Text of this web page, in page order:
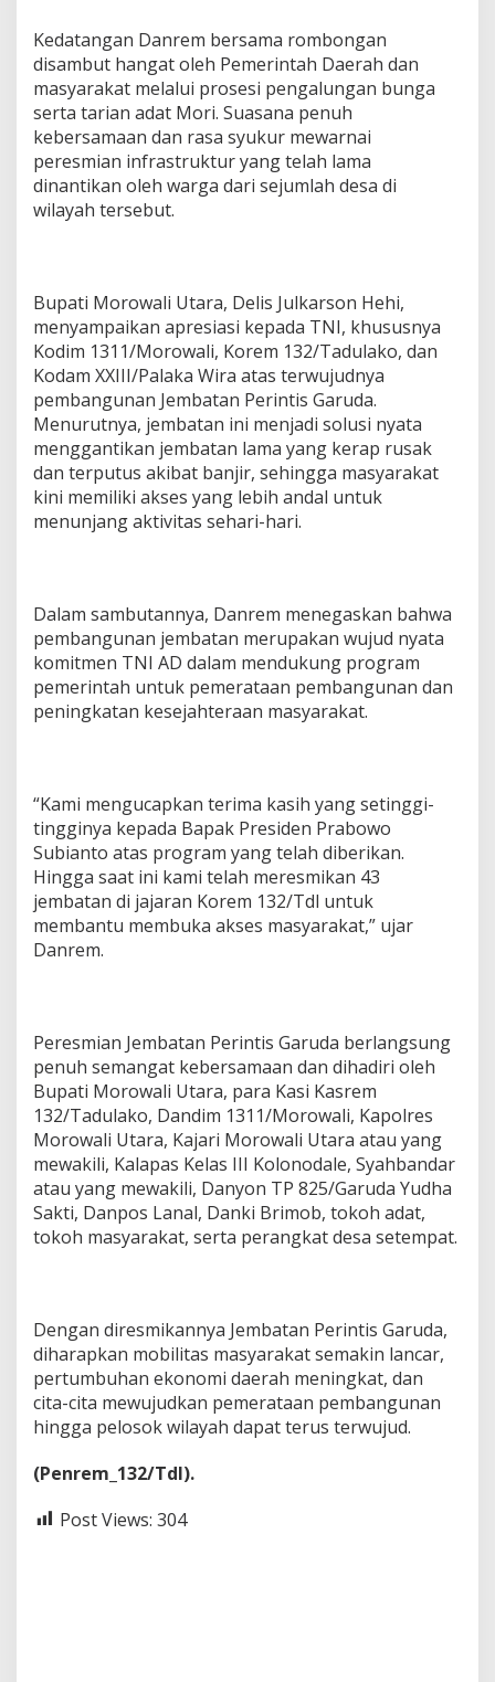
Kedatangan Danrem bersama rombongan
disambut hangat oleh Pemerintah Daerah dan
masyarakat melalui prosesi pengalungan bunga
serta tarian adat Mori. Suasana penuh
kebersamaan dan rasa syukur mewarnai
peresmian infrastruktur yang telah lama
dinantikan oleh warga dari sejumlah desa di
wilayah tersebut.
Bupati Morowali Utara, Delis Julkarson Hehi,
menyampaikan apresiasi kepada TNI, khususnya
Kodim 1311/Morowali, Korem 132/Tadulako, dan
Kodam XXIII/Palaka Wira atas terwujudnya
pembangunan Jembatan Perintis Garuda.
Menurutnya, jembatan ini menjadi solusi nyata
menggantikan jembatan lama yang kerap rusak
dan terputus akibat banjir, sehingga masyarakat
kini memiliki akses yang lebih andal untuk
menunjang aktivitas sehari-hari.
Dalam sambutannya, Danrem menegaskan bahwa
pembangunan jembatan merupakan wujud nyata
komitmen TNI AD dalam mendukung program
pemerintah untuk pemerataan pembangunan dan
peningkatan kesejahteraan masyarakat.
“Kami mengucapkan terima kasih yang setinggi-
tingginya kepada Bapak Presiden Prabowo
Subianto atas program yang telah diberikan.
Hingga saat ini kami telah meresmikan 43
jembatan di jajaran Korem 132/Tdl untuk
membantu membuka akses masyarakat,” ujar
Danrem.
Peresmian Jembatan Perintis Garuda berlangsung
penuh semangat kebersamaan dan dihadiri oleh
Bupati Morowali Utara, para Kasi Kasrem
132/Tadulako, Dandim 1311/Morowali, Kapolres
Morowali Utara, Kajari Morowali Utara atau yang
mewakili, Kalapas Kelas III Kolonodale, Syahbandar
atau yang mewakili, Danyon TP 825/Garuda Yudha
Sakti, Danpos Lanal, Danki Brimob, tokoh adat,
tokoh masyarakat, serta perangkat desa setempat.
Dengan diresmikannya Jembatan Perintis Garuda,
diharapkan mobilitas masyarakat semakin lancar,
pertumbuhan ekonomi daerah meningkat, dan
cita-cita mewujudkan pemerataan pembangunan
hingga pelosok wilayah dapat terus terwujud.
(Penrem_132/Tdl).
Post Views: 304